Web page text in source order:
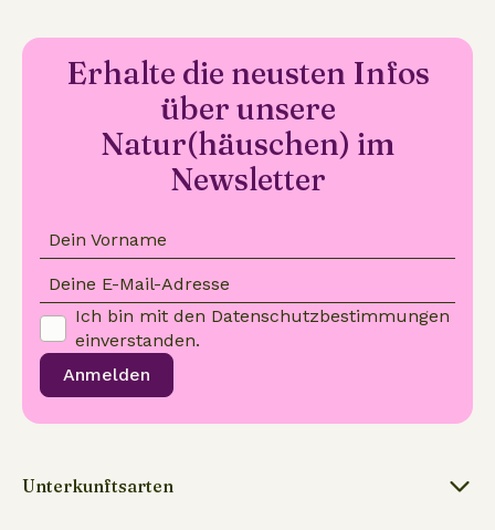
Erhalte die neusten Infos
über unsere
Natur(häuschen) im
Newsletter
Dein Vorname
Deine E-Mail-Adresse
Anmelden
Ich bin mit den Datenschutzbestimmungen
einverstanden.
Unterkunftsarten